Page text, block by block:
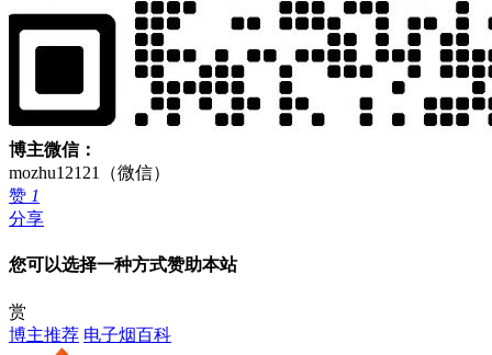
博主微信：
mozhu12121（微信）
赞 1
分享
您可以选择一种方式赞助本站
赏
博主推荐 电子烟百科